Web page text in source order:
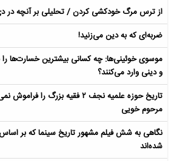
از ترس مرگ خودکشی کردن / تحلیلی بر آنچه در دی‌ماه
ضربه‌ای که به دین می‌زنید!
موسوی خوئینی‌ها: چه کسانی بیشترین خسارت‌ها
و دینی وارد می‌کنند؟
تاریخ حوزه علمیه نجف ۲ فقیه بزرگ
مرحوم خویی
نگاهی به شش فیلم مشهور تاریخ سینما که بر
شده‌اند